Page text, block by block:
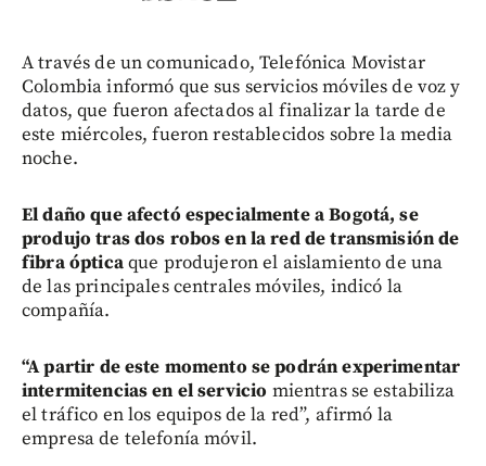
A través de un comunicado, Telefónica Movistar
Colombia informó que sus servicios móviles de voz y
datos, que fueron afectados al finalizar la tarde de
este miércoles, fueron restablecidos sobre la media
noche.
El daño que afectó especialmente a Bogotá, se
produjo tras dos robos en la red de transmisión de
fibra ópticaque produjeron el aislamiento de una
de las principales centrales móviles, indicó la
compañía.
“A partir de este momento se podrán experimentar
intermitencias en el servicio mientras se estabiliza
el tráfico en los equipos de la red”, afirmó la
empresa de telefonía móvil.